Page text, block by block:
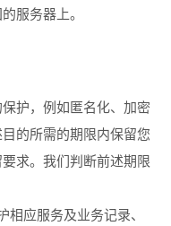
服务器上。
护，例如匿名化、加密
的所需的期限内保留您
求。我们判断前述期限
相应服务及业务记录、